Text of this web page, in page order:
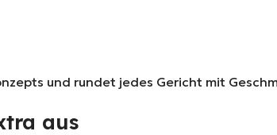
und rundet jedes Gericht mit
aus